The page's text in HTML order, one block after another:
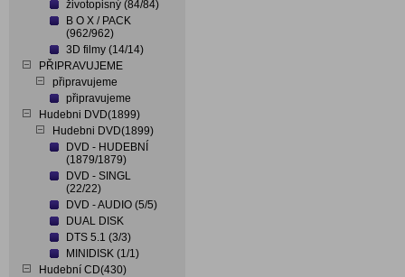
životopisný (84/84)
B O X / PACK
(962/962)
3D filmy (14/14)
PŘIPRAVUJEME
připravujeme
připravujeme
Hudebni DVD(1899)
Hudebni DVD(1899)
DVD - HUDEBNÍ
(1879/1879)
DVD - SINGL
(22/22)
DVD - AUDIO (5/5)
DUAL DISK
DTS 5.1 (3/3)
MINIDISK (1/1)
Hudební CD(430)